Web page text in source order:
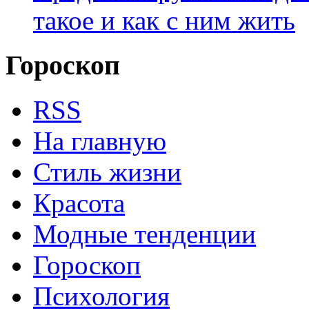
такое и как с ним жить
Гороскоп
RSS
На главную
Стиль жизни
Красота
Модные тенденции
Гороскоп
Психология